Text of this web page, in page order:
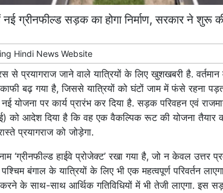
ग्रीनफील्ड सड़क का होगा निर्माण, सरकार ने शुरू की
Hindi News Website
से प्रयागराज जाने वाले यात्रियों के लिए खुशखबरी है.
बढ़ गया है, जिससे यात्रियों को घंटों जाम में फंसे रहना
पर कार्य प्रारंभ कर दिया है. सड़क परिवहन एवं
को आदेश दिया है कि वह एक वैकल्पिक रूट की योजना तैयार
प्रयागराज को जोड़ेगा.
नाम ‘ग्रीनफील्ड हाईवे प्रोजेक्ट’ रखा गया है, जो न केवल
बंगाल के यात्रियों के लिए भी एक महत्वपूर्ण परिवर्तन
करने के साथ-साथ आर्थिक गतिविधियों में भी तेजी लाएगा. इस